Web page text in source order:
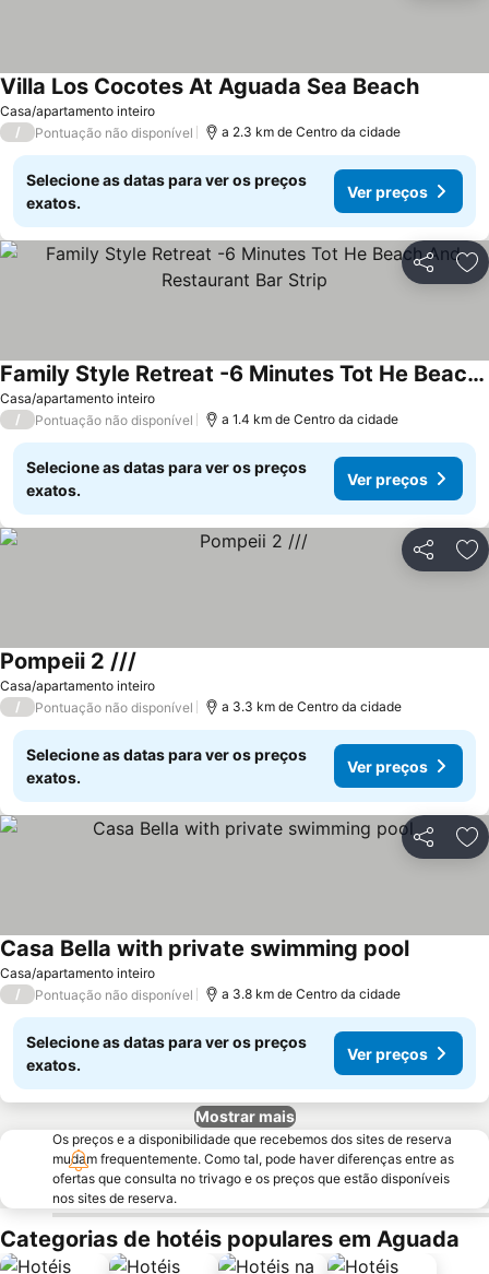
Casa/apartamento inteiro
Villa Los Cocotes At Aguada Sea BeachVer
/ Pontuação não disponível a 2.3 km de Centro da cidade
Selecione as datas para ver os preços
exatos.
Ver preços
Partilhar
Casa/apartamento inteiro
Family Style Retreat -6 Minutes Tot He Beach And Restaurant Bar Strip
Ver preços
/ Pontuação não disponível a 1.4 km de Centro da cidade
Selecione as datas para ver os preços
exatos.
Ver preços
Partilhar
Casa/apartamento inteiro
Pompeii 2 ///
/ Pontuação não disponível a 3.3 km de Centro da cidade
Selecione as datas para ver os preços
exatos.
Ver preços
Partilhar
Casa/apartamento inteiro
Casa Bella with private swimming poolVer
/ Pontuação não disponível a 3.8 km de Centro da cidade
Selecione as datas para ver os preços
exatos.
Ver preços
Mostrar mais
Os preços e a disponibilidade que recebemos dos sites de reserva
mudam frequentemente. Como tal, pode haver diferenças entre as
ofertas que consulta no trivago e os preços que estão disponíveis
nos sites de reserva.
Categorias de hotéis populares em Aguada